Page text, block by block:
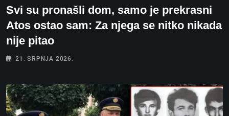
Svi su pronašli dom, samo je prekrasni
Atos ostao sam: Za njega se nitko nikada
nije pitao
21. SRPNJA 2026.